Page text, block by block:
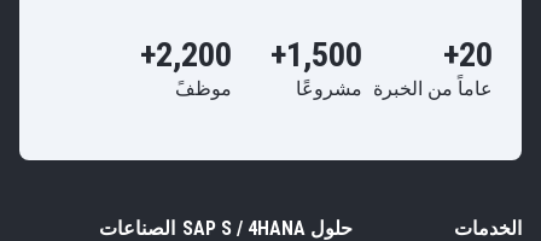
20+
عاماً من الخبرة
1,500+
مشروعًا
2,200+
موظفً
الخدمات حلول SAP S / 4HANA الصناعات